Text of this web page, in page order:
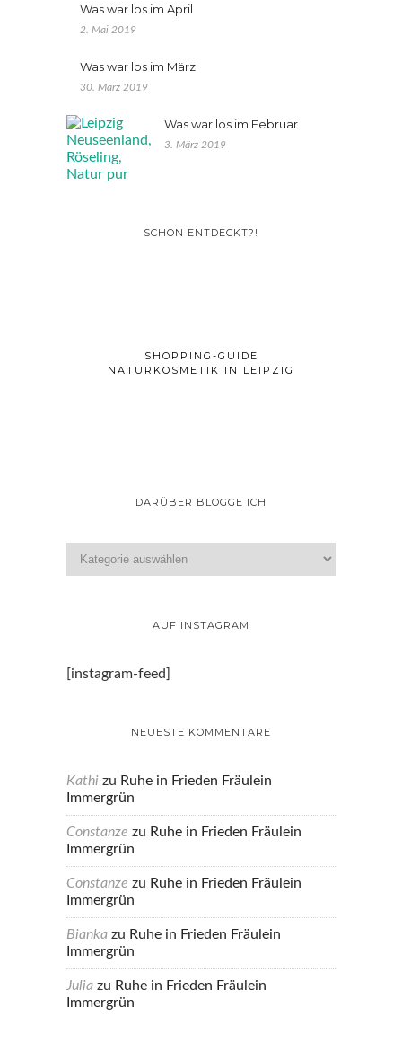
Was war los im April
2. Mai 2019
Was war los im März
30. März 2019
Was war los im Februar
3. März 2019
SCHON ENTDECKT?!
SHOPPING-GUIDE
NATURKOSMETIK IN LEIPZIG
DARÜBER BLOGGE ICH
AUF INSTAGRAM
[instagram-feed]
NEUESTE KOMMENTARE
Kathi zu Ruhe in Frieden Fräulein
Immergrün
Constanze zu Ruhe in Frieden Fräulein
Immergrün
Constanze zu Ruhe in Frieden Fräulein
Immergrün
Bianka zu Ruhe in Frieden Fräulein
Immergrün
Julia zu Ruhe in Frieden Fräulein
Immergrün